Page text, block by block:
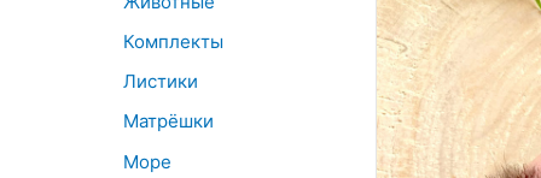
Комплекты
Листики
Матрёшки
Море